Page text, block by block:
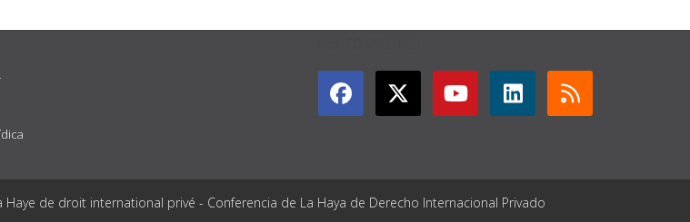
de droit international privé - Conferencia de La Haya de Derecho Internacional Privado